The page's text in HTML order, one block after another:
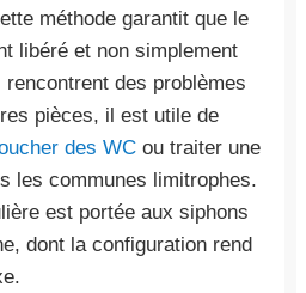
méthode garantit que le
libéré et non simplement
des problèmes
pièces, il est utile de
des WC ou traiter une
les communes limitrophes.
est portée aux siphons
dont la configuration rend